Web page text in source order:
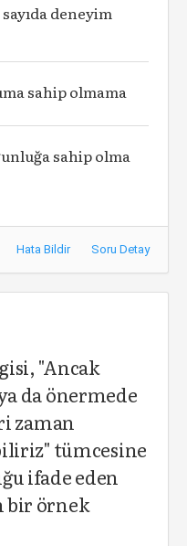
deneyim
sahip olmama
sahip olma
Hata Bildir Soru Detay
"Ancak
da önermede
zaman
tümcesine
ifade eden
bir örnek